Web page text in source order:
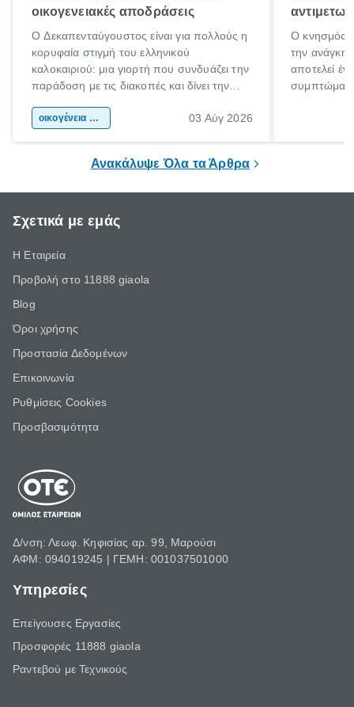
οικογενειακές αποδράσεις
Ο Δεκαπενταύγουστος είναι για πολλούς η
κορυφαία στιγμή του ελληνικού
καλοκαιριού: μια γιορτή που συνδυάζει την
παράδοση με τις διακοπές και δίνει την
χώρας. Είτε πρόκειται για λίγες μέρες
οικογένεια & παιδί 03 Αύγ 2026
Ο κνησμός
την ανάγκη
αποτελεί
Ανακάλυψε Όλα τα Άρθρα
Σχετικά με εμάς
Η Εταιρεία
Προβολή στο 11888 giaola
Blog
Όροι χρήσης
Προστασία Δεδομένων
Επικοινωνία
Ρυθμίσεις Cookies
Προσβασιμότητα
Δ/νση: Λεωφ. Κηφισίας αρ. 99, Μαρούσι
ΑΦΜ: 094019245 | ΓΕΜΗ: 001037501000
Υπηρεσίες
Επείγουσες Εργασίες
Προσφορές 11888 giaola
Ραντεβού με Τεχνικούς